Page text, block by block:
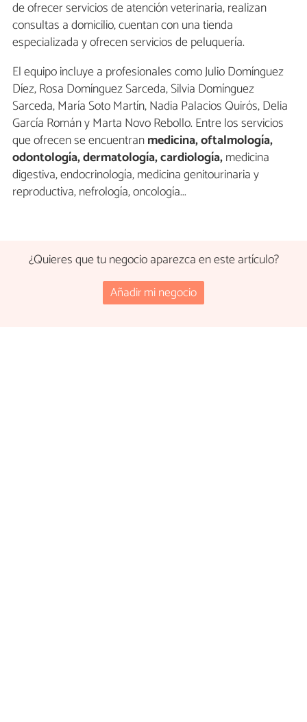
de ofrecer servicios de atención veterinaria, realizan
consultas a domicilio, cuentan con una tienda
especializada y ofrecen servicios de peluquería.
El equipo incluye a profesionales como Julio Domínguez
Díez, Rosa Domínguez Sarceda, Silvia Domínguez
Sarceda, María Soto Martín, Nadia Palacios Quirós, Delia
García Román y Marta Novo Rebollo. Entre los servicios
que ofrecen se encuentranmedicina, oftalmología,
odontología, dermatología, cardiología,medicina
digestiva, endocrinología, medicina genitourinaria y
reproductiva, nefrología, oncología...
¿Quieres que tu negocio aparezca en este artículo?
Añadir mi negocio